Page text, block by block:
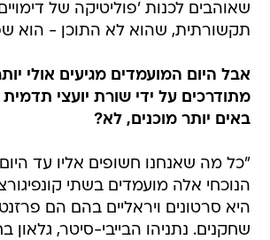
שאוהבים לכנות 'פוליטיקה של
תקשורתית, שהוא לא התוכן - הוא
אבל היום המועמדים מגיעים אולי
מתודרכים על ידי שורת יועצי
באים יותר מוכנים, לא?
"כל מה שאנחנו חשופים אליו עד
הנוכחי אלה מועמדים בשתי
היא סרטונים ויראליים בהם הם
שחקנים. נתניהו הבייבי-סיטר, גלאון